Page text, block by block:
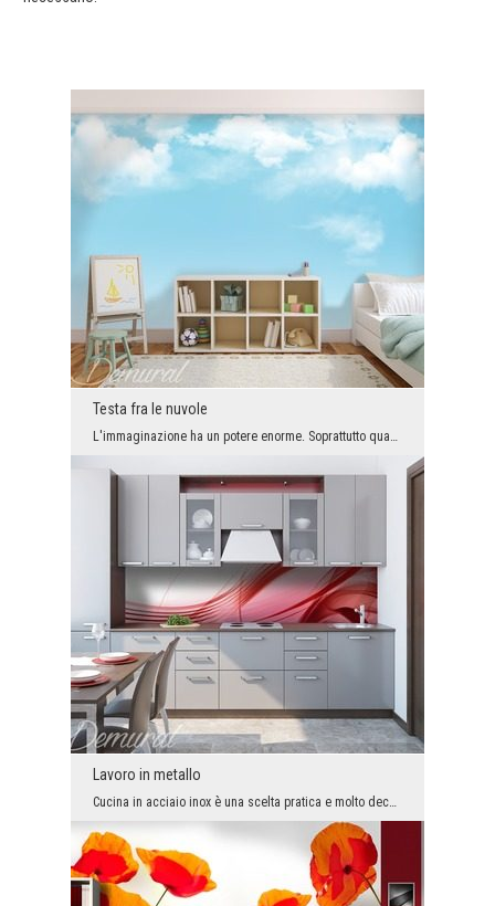
Testa fra le nuvole
L'immaginazione ha un potere enorme. Soprattutto quando i più giovani hanno la testa fra le nuvol...
Lavoro in metallo
Cucina in acciaio inox è una scelta pratica e molto decorativa. La superficie dei piani e fronti ...